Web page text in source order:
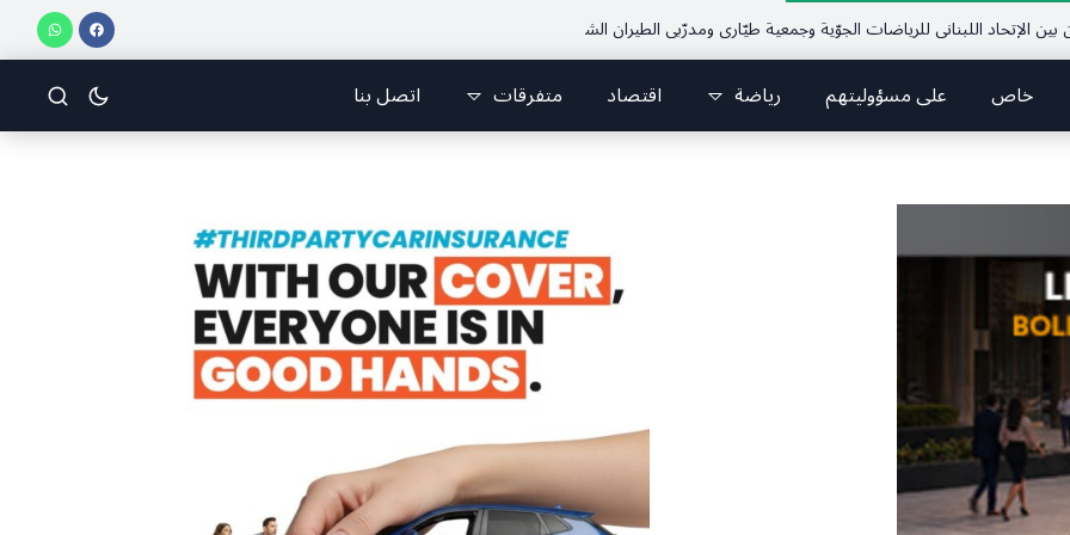
اللبناني للرياضات الجوّية وجمعية طيّاري ومدرّبي الطيران الشراعي فريق جازو للسباقات يحرز المراكز الثلاثة الأولى في النسخة 75 من رالي فنلندا ملتقى
خاص على مسؤوليتهم رياضة اقتصاد متفرقات اتصل بنا